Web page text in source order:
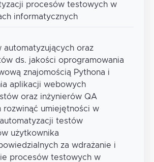
procesów testowych w
informatycznych
automatyzujących oraz
ds. jakości oprogramowania
znajomością Pythona i
aplikacji webowych
oraz inżynierów QA
rozwinąć umiejętności w
testów
użytkownika
za wdrażanie i
procesów testowych w